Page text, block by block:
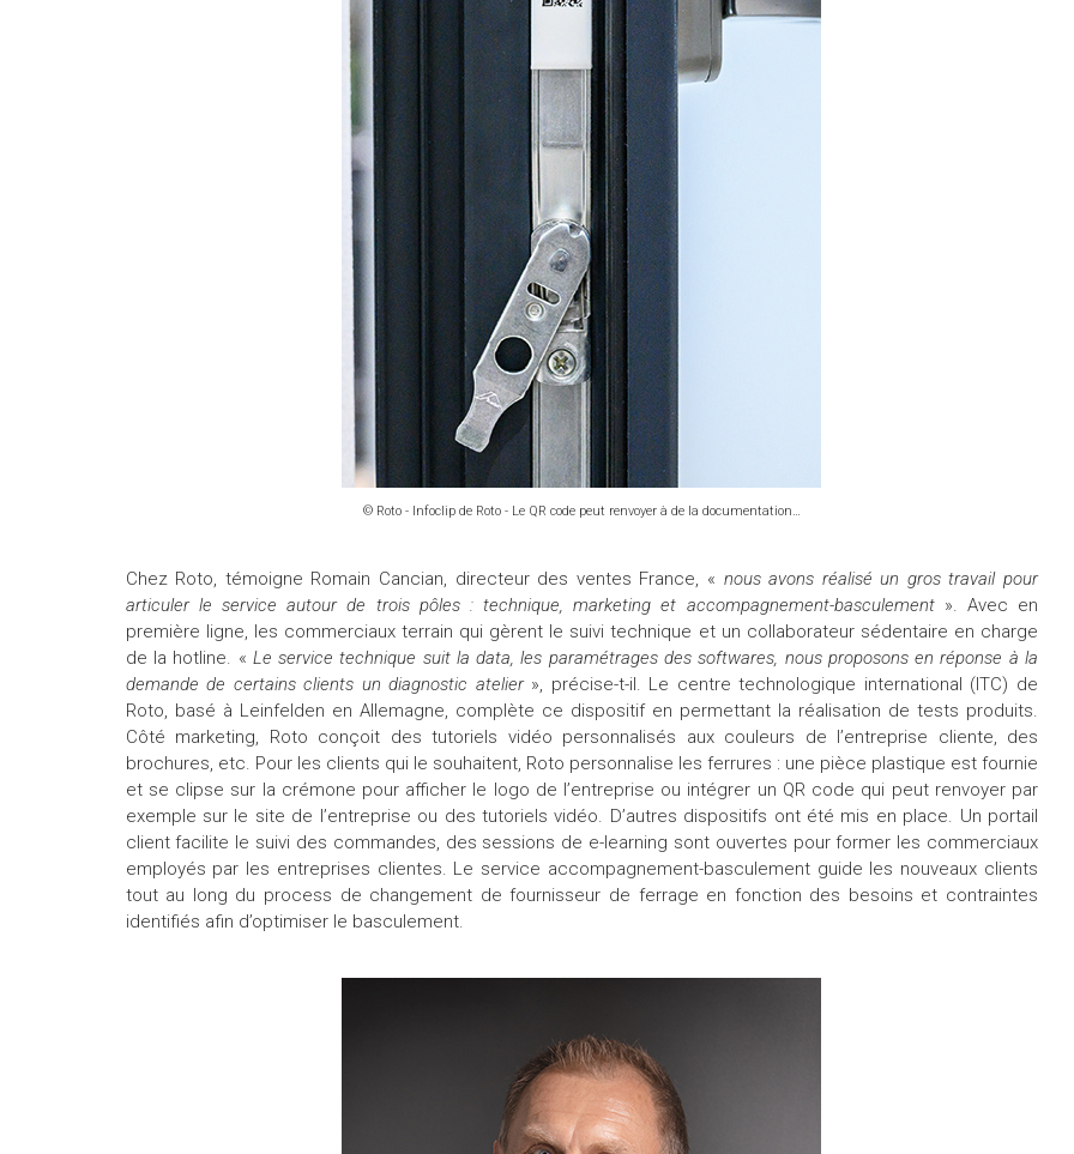
© Roto - Infoclip de Roto - Le QR code peut renvoyer à de la documentation…
Chez Roto, témoigne Romain Cancian, directeur des ventes France, « nous avons réalisé un gros travail pour
articuler le service autour de trois pôles : technique, marketing et accompagnement-basculement ». Avec en
première ligne, les commerciaux terrain qui gèrent le suivi technique et un collaborateur sédentaire en charge
de la hotline. « Le service technique suit la data, les paramétrages des softwares, nous proposons en réponse à la
demande de certains clients un diagnostic atelier », précise-t-il. Le centre technologique international (ITC) de
Roto, basé à Leinfelden en Allemagne, complète ce dispositif en permettant la réalisation de tests produits.
Côté marketing, Roto conçoit des tutoriels vidéo personnalisés aux couleurs de l’entreprise cliente, des
brochures, etc. Pour les clients qui le souhaitent, Roto personnalise les ferrures : une pièce plastique est fournie
et se clipse sur la crémone pour afficher le logo de l’entreprise ou intégrer un QR code qui peut renvoyer par
exemple sur le site de l’entreprise ou des tutoriels vidéo. D’autres dispositifs ont été mis en place. Un portail
client facilite le suivi des commandes, des sessions de e-learning sont ouvertes pour former les commerciaux
employés par les entreprises clientes. Le service accompagnement-basculement guide les nouveaux clients
tout au long du process de changement de fournisseur de ferrage en fonction des besoins et contraintes
identifiés afin d’optimiser le basculement.